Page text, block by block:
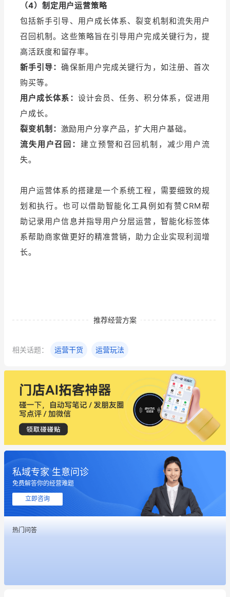
（4）制定用户运营策略
包括新手引导、用户成长体系、裂变机制和流失用户
召回机制。这些策略旨在引导用户完成关键行为，提
高活跃度和留存率。
新手引导：确保新用户完成关键行为，如注册、首次
购买等。
用户成长体系： 设计会员、任务、积分体系，促进用
户成长。
裂变机制： 激励用户分享产品，扩大用户基础。
流失用户召回： 建立预警和召回机制，减少用户流
失。
用户运营体系的搭建是一个系统工程，需要细致的规
划和执行。也可以借助智能化工具例如有赞CRM帮
助记录用户信息并指导用户分层运营，智能化标签体
系帮助商家做更好的精准营销，助力企业实现利润增
长。
推荐经营方案
相关话题： 运营干货 运营玩法
私域专家 生意问诊
免费解答你的经营难题
立即咨询
热门问答
这个营销策划案例推荐大家看一下
昨晚的直播课程太好啦❤️